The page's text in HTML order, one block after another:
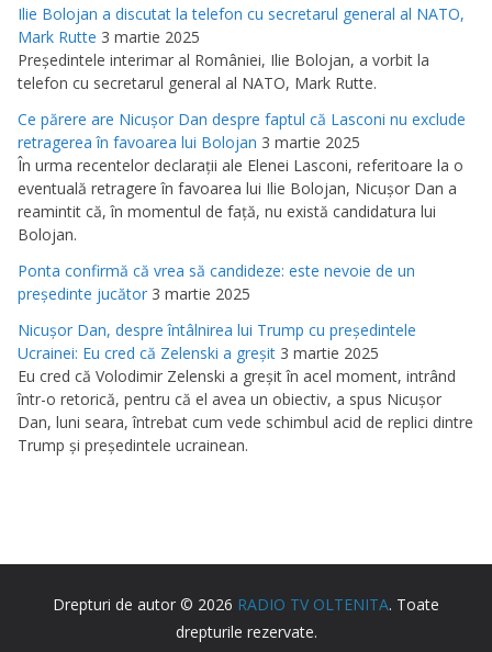
Ilie Bolojan a discutat la telefon cu secretarul general al NATO,
Mark Rutte 3 martie 2025
Preşedintele interimar al României, Ilie Bolojan, a vorbit la
telefon cu secretarul general al NATO, Mark Rutte.
Ce părere are Nicuşor Dan despre faptul că Lasconi nu exclude
retragerea în favoarea lui Bolojan 3 martie 2025
În urma recentelor declaraţii ale Elenei Lasconi, referitoare la o
eventuală retragere în favoarea lui Ilie Bolojan, Nicuşor Dan a
reamintit că, în momentul de faţă, nu există candidatura lui
Bolojan.
Ponta confirmă că vrea să candideze: este nevoie de un
preşedinte jucător 3 martie 2025
Nicuşor Dan, despre întâlnirea lui Trump cu preşedintele
Ucrainei: Eu cred că Zelenski a greşit 3 martie 2025
Eu cred că Volodimir Zelenski a greşit în acel moment, intrând
într-o retorică, pentru că el avea un obiectiv, a spus Nicuşor
Dan, luni seara, întrebat cum vede schimbul acid de replici dintre
Trump şi preşedintele ucrainean.
Drepturi de autor © 2026 RADIO TV OLTENITA. Toate
drepturile rezervate.